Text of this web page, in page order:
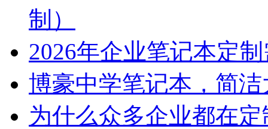
制）
2026年企业笔记本定
博豪中学笔记本，简
为什么众多企业都在